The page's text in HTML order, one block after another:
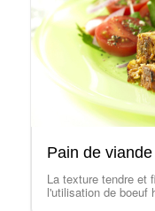
Pain de
La texture tendre et
l'utilisation de